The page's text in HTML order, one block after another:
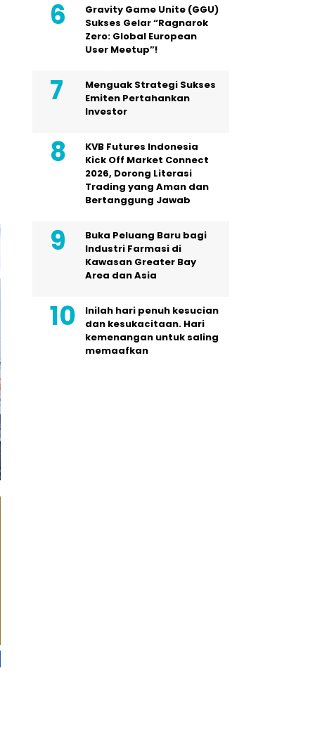
Gravity Game Unite (GGU)
Sukses Gelar “Ragnarok
Zero: Global European
User Meetup”!
Menguak Strategi Sukses
Emiten Pertahankan
Investor
KVB Futures Indonesia
Kick Off Market Connect
2026, Dorong Literasi
Trading yang Aman dan
Bertanggung Jawab
Buka Peluang Baru bagi
Industri Farmasi di
Kawasan Greater Bay
Area dan Asia
Inilah hari penuh kesucian
dan kesukacitaan. Hari
kemenangan untuk saling
memaafkan